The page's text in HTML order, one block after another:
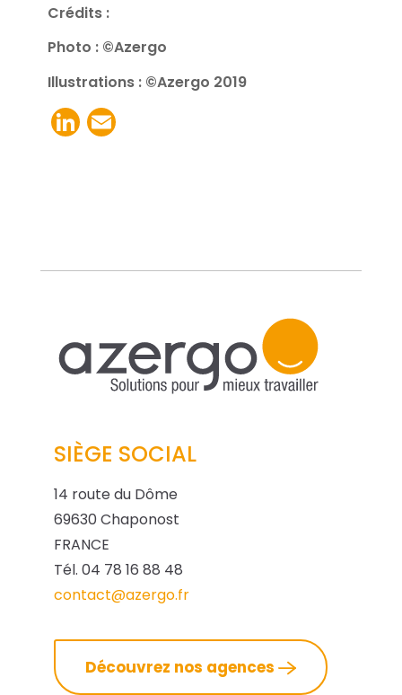
Crédits :
Photo : ©Azergo
Illustrations : ©Azergo 2019
LinkedIn
Email
SIÈGE SOCIAL
14 route du Dôme
69630 Chaponost
FRANCE
Tél. 04 78 16 88 48
contact@azergo.fr
Découvrez nos agences